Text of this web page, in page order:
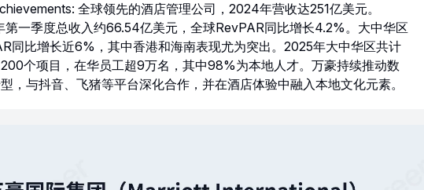
全球领先的酒店管理公司，2024年营收达251亿美元。
第一季度总收入约66.54亿美元，全球RevPAR同比增长4.2%。大中华区
同比增长近6%，其中香港和海南表现尤为突出。2025年大中华区共计
个项目，在华员工超9万名，其中98%为本地人才。万豪持续推动数
，与抖音、飞猪等平台深化合作，并在酒店体验中融入本地文化元素。